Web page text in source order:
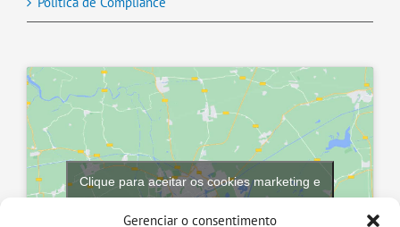
Gerenciar o consentimento
Clique para aceitar os cookies marketing e
ativar este conteúdo